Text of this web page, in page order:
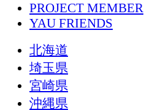
PROJECT MEMBER
YAU FRIENDS
北海道
埼玉県
宮崎県
沖縄県